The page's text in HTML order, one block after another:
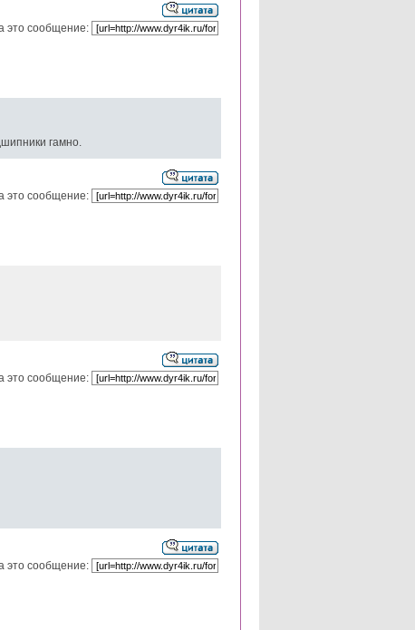
это сообщение:
гамно.
это сообщение:
это сообщение:
это сообщение: